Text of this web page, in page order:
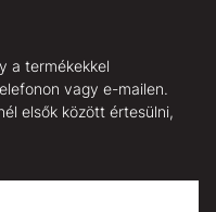
a termékekkel
vagy e-mailen.
elsők között értesülni,